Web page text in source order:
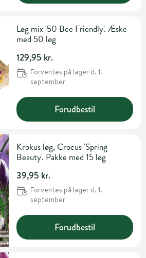
Løg mix '50 Bee Friendly'. Æske
med 50 løg
129,95 kr.
Forventes på lager d. 1.
september
Forudbestil
Krokus løg, Crocus 'Spring
Beauty'. Pakke med 15 løg
39,95 kr.
Forventes på lager d. 1.
september
Forudbestil